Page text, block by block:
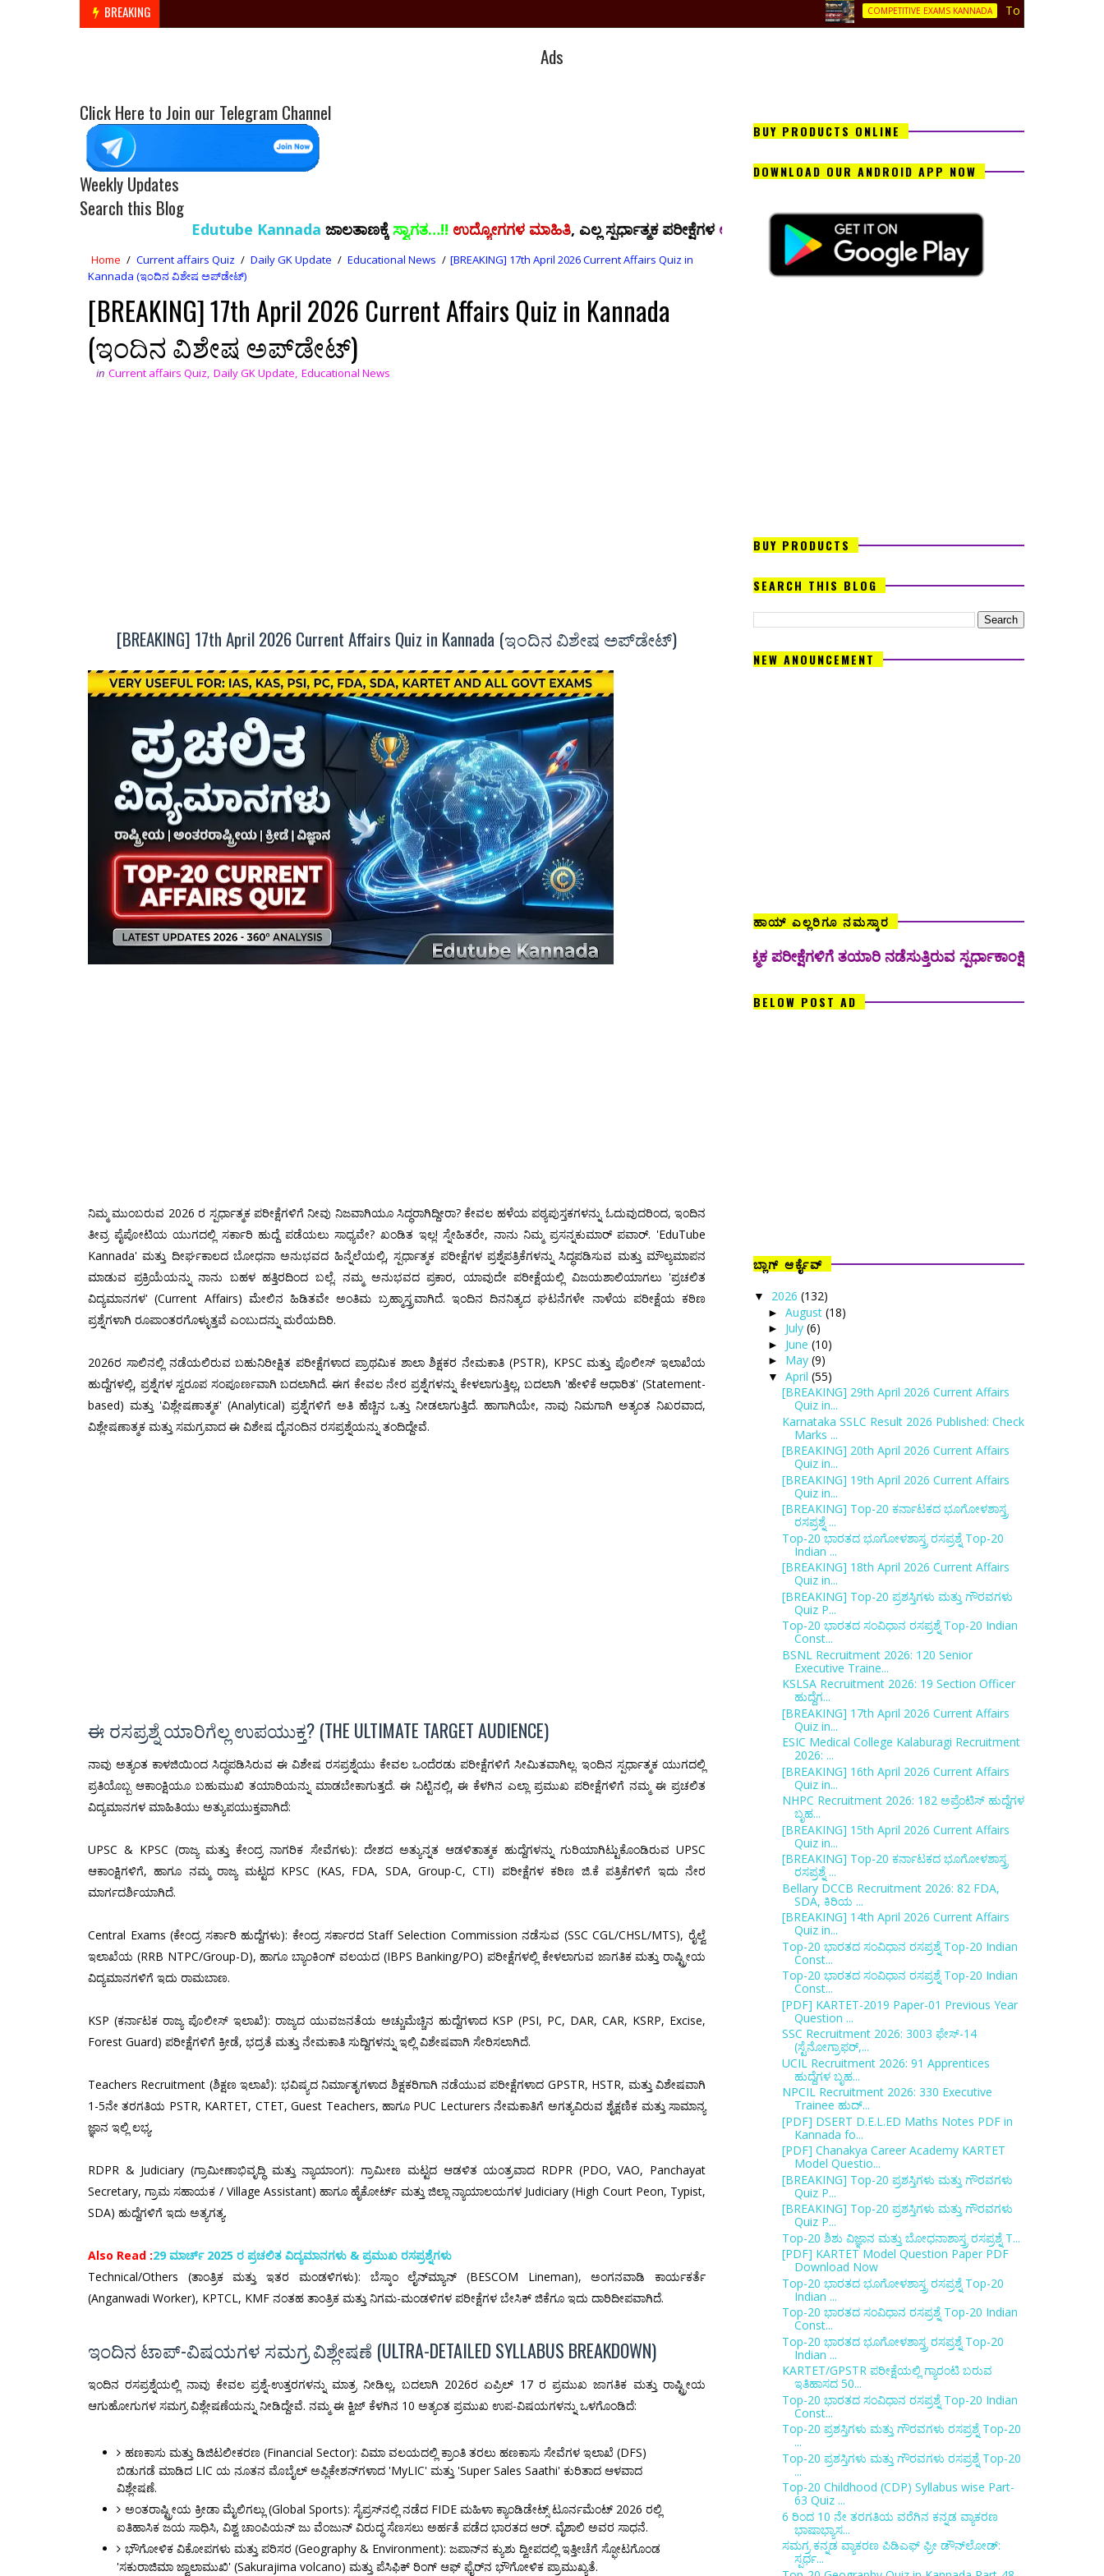
BREAKING COMPETITIVE EXAMS KANNADA Top-20 History Question
Ads
Click Here to Join our Telegram Channel
Weekly Updates
Search this Blog
Edutube Kannadaಜಾಲತಾಣಕ್ಕೆಸ್ವಾಗತ…!! ಉದ್ಯೋಗಗಳ ಮಾಹಿತಿ, ಎಲ್ಲ ಸ್ಪರ್ಧಾತ್ಮಕ ಪರೀಕ್ಷೆಗಳಅಧ್ಯಯನ ಸಾಮಗ್ರಿ, ಪಿಡಿಎಫ್ ನೋಟ್ಸ್ ಸೇರಿದಂತೆ ಹಲವಾರು ಮಾಹಿತಿಗಳ ಅಪ್ಡೇಟ್ಸ್
Home / Current affairs Quiz / Daily GK Update / Educational News / [BREAKING] 17th April 2026 Current Affairs Quiz in
Kannada (ಇಂದಿನ ವಿಶೇಷ ಅಪ್‌ಡೇಟ್)
[BREAKING] 17th April 2026 Current Affairs Quiz in Kannada
(ಇಂದಿನ ವಿಶೇಷ ಅಪ್‌ಡೇಟ್)
in Current affairs Quiz, Daily GK Update, Educational News
[BREAKING] 17th April 2026 Current Affairs Quiz in Kannada (ಇಂದಿನ ವಿಶೇಷ ಅಪ್‌ಡೇಟ್)
ನಿಮ್ಮ ಮುಂಬರುವ 2026 ರ ಸ್ಪರ್ಧಾತ್ಮಕ ಪರೀಕ್ಷೆಗಳಿಗೆ ನೀವು ನಿಜವಾಗಿಯೂ ಸಿದ್ಧರಾಗಿದ್ದೀರಾ? ಕೇವಲ ಹಳೆಯ ಪಠ್ಯಪುಸ್ತಕಗಳನ್ನು ಓದುವುದರಿಂದ, ಇಂದಿನ
ತೀವ್ರ ಪೈಪೋಟಿಯ ಯುಗದಲ್ಲಿ ಸರ್ಕಾರಿ ಹುದ್ದೆ ಪಡೆಯಲು ಸಾಧ್ಯವೇ? ಖಂಡಿತ ಇಲ್ಲ! ಸ್ನೇಹಿತರೇ, ನಾನು ನಿಮ್ಮ ಪ್ರಸನ್ನಕುಮಾರ್ ಪವಾರ್. 'EduTube
Kannada' ಮತ್ತು ದೀರ್ಘಕಾಲದ ಬೋಧನಾ ಅನುಭವದ ಹಿನ್ನೆಲೆಯಲ್ಲಿ, ಸ್ಪರ್ಧಾತ್ಮಕ ಪರೀಕ್ಷೆಗಳ ಪ್ರಶ್ನೆಪತ್ರಿಕೆಗಳನ್ನು ಸಿದ್ಧಪಡಿಸುವ ಮತ್ತು ಮೌಲ್ಯಮಾಪನ
ಮಾಡುವ ಪ್ರಕ್ರಿಯೆಯನ್ನು ನಾನು ಬಹಳ ಹತ್ತಿರದಿಂದ ಬಲ್ಲೆ. ನಮ್ಮ ಅನುಭವದ ಪ್ರಕಾರ, ಯಾವುದೇ ಪರೀಕ್ಷೆಯಲ್ಲಿ ವಿಜಯಶಾಲಿಯಾಗಲು 'ಪ್ರಚಲಿತ
ವಿದ್ಯಮಾನಗಳ' (Current Affairs) ಮೇಲಿನ ಹಿಡಿತವೇ ಅಂತಿಮ ಬ್ರಹ್ಮಾಸ್ತ್ರವಾಗಿದೆ. ಇಂದಿನ ದಿನನಿತ್ಯದ ಘಟನೆಗಳೇ ನಾಳೆಯ ಪರೀಕ್ಷೆಯ ಕಠಿಣ
ಪ್ರಶ್ನೆಗಳಾಗಿ ರೂಪಾಂತರಗೊಳ್ಳುತ್ತವೆ ಎಂಬುದನ್ನು ಮರೆಯದಿರಿ.
2026ರ ಸಾಲಿನಲ್ಲಿ ನಡೆಯಲಿರುವ ಬಹುನಿರೀಕ್ಷಿತ ಪರೀಕ್ಷೆಗಳಾದ ಪ್ರಾಥಮಿಕ ಶಾಲಾ ಶಿಕ್ಷಕರ ನೇಮಕಾತಿ (PSTR), KPSC ಮತ್ತು ಪೊಲೀಸ್ ಇಲಾಖೆಯ
ಹುದ್ದೆಗಳಲ್ಲಿ, ಪ್ರಶ್ನೆಗಳ ಸ್ವರೂಪ ಸಂಪೂರ್ಣವಾಗಿ ಬದಲಾಗಿದೆ. ಈಗ ಕೇವಲ ನೇರ ಪ್ರಶ್ನೆಗಳನ್ನು ಕೇಳಲಾಗುತ್ತಿಲ್ಲ, ಬದಲಾಗಿ 'ಹೇಳಿಕೆ ಆಧಾರಿತ' (Statement-
based) ಮತ್ತು 'ವಿಶ್ಲೇಷಣಾತ್ಮಕ' (Analytical) ಪ್ರಶ್ನೆಗಳಿಗೆ ಅತಿ ಹೆಚ್ಚಿನ ಒತ್ತು ನೀಡಲಾಗುತ್ತಿದೆ. ಹಾಗಾಗಿಯೇ, ನಾವು ನಿಮಗಾಗಿ ಅತ್ಯಂತ ನಿಖರವಾದ,
ವಿಶ್ಲೇಷಣಾತ್ಮಕ ಮತ್ತು ಸಮಗ್ರವಾದ ಈ ವಿಶೇಷ ದೈನಂದಿನ ರಸಪ್ರಶ್ನೆಯನ್ನು ತಂದಿದ್ದೇವೆ.
ಈ ರಸಪ್ರಶ್ನೆ ಯಾರಿಗೆಲ್ಲ ಉಪಯುಕ್ತ? (THE ULTIMATE TARGET AUDIENCE)
ನಾವು ಅತ್ಯಂತ ಕಾಳಜಿಯಿಂದ ಸಿದ್ಧಪಡಿಸಿರುವ ಈ ವಿಶೇಷ ರಸಪ್ರಶ್ನೆಯು ಕೇವಲ ಒಂದೆರಡು ಪರೀಕ್ಷೆಗಳಿಗೆ ಸೀಮಿತವಾಗಿಲ್ಲ. ಇಂದಿನ ಸ್ಪರ್ಧಾತ್ಮಕ ಯುಗದಲ್ಲಿ
ಪ್ರತಿಯೊಬ್ಬ ಆಕಾಂಕ್ಷಿಯೂ ಬಹುಮುಖಿ ತಯಾರಿಯನ್ನು ಮಾಡಬೇಕಾಗುತ್ತದೆ. ಈ ನಿಟ್ಟಿನಲ್ಲಿ, ಈ ಕೆಳಗಿನ ಎಲ್ಲಾ ಪ್ರಮುಖ ಪರೀಕ್ಷೆಗಳಿಗೆ ನಮ್ಮ ಈ ಪ್ರಚಲಿತ
ವಿದ್ಯಮಾನಗಳ ಮಾಹಿತಿಯು ಅತ್ಯುಪಯುಕ್ತವಾಗಿದೆ:
UPSC & KPSC (ರಾಜ್ಯ ಮತ್ತು ಕೇಂದ್ರ ನಾಗರಿಕ ಸೇವೆಗಳು): ದೇಶದ ಅತ್ಯುನ್ನತ ಆಡಳಿತಾತ್ಮಕ ಹುದ್ದೆಗಳನ್ನು ಗುರಿಯಾಗಿಟ್ಟುಕೊಂಡಿರುವ UPSC
ಆಕಾಂಕ್ಷಿಗಳಿಗೆ, ಹಾಗೂ ನಮ್ಮ ರಾಜ್ಯ ಮಟ್ಟದ KPSC (KAS, FDA, SDA, Group-C, CTI) ಪರೀಕ್ಷೆಗಳ ಕಠಿಣ ಜಿ.ಕೆ ಪತ್ರಿಕೆಗಳಿಗೆ ಇದು ನೇರ
ಮಾರ್ಗದರ್ಶಿಯಾಗಿದೆ.
Central Exams (ಕೇಂದ್ರ ಸರ್ಕಾರಿ ಹುದ್ದೆಗಳು): ಕೇಂದ್ರ ಸರ್ಕಾರದ Staff Selection Commission ನಡೆಸುವ (SSC CGL/CHSL/MTS), ರೈಲ್ವೆ
ಇಲಾಖೆಯ (RRB NTPC/Group-D), ಹಾಗೂ ಬ್ಯಾಂಕಿಂಗ್ ವಲಯದ (IBPS Banking/PO) ಪರೀಕ್ಷೆಗಳಲ್ಲಿ ಕೇಳಲಾಗುವ ಜಾಗತಿಕ ಮತ್ತು ರಾಷ್ಟ್ರೀಯ
ವಿದ್ಯಮಾನಗಳಿಗೆ ಇದು ರಾಮಬಾಣ.
KSP (ಕರ್ನಾಟಕ ರಾಜ್ಯ ಪೊಲೀಸ್ ಇಲಾಖೆ): ರಾಜ್ಯದ ಯುವಜನತೆಯ ಅಚ್ಚುಮೆಚ್ಚಿನ ಹುದ್ದೆಗಳಾದ KSP (PSI, PC, DAR, CAR, KSRP, Excise,
Forest Guard) ಪರೀಕ್ಷೆಗಳಿಗೆ ಕ್ರೀಡೆ, ಭದ್ರತೆ ಮತ್ತು ನೇಮಕಾತಿ ಸುದ್ದಿಗಳನ್ನು ಇಲ್ಲಿ ವಿಶೇಷವಾಗಿ ಸೇರಿಸಲಾಗಿದೆ.
Teachers Recruitment (ಶಿಕ್ಷಣ ಇಲಾಖೆ): ಭವಿಷ್ಯದ ನಿರ್ಮಾತೃಗಳಾದ ಶಿಕ್ಷಕರಿಗಾಗಿ ನಡೆಯುವ ಪರೀಕ್ಷೆಗಳಾದ GPSTR, HSTR, ಮತ್ತು ವಿಶೇಷವಾಗಿ
1-5ನೇ ತರಗತಿಯ PSTR, KARTET, CTET, Guest Teachers, ಹಾಗೂ PUC Lecturers ನೇಮಕಾತಿಗೆ ಅಗತ್ಯವಿರುವ ಶೈಕ್ಷಣಿಕ ಮತ್ತು ಸಾಮಾನ್ಯ
ಜ್ಞಾನ ಇಲ್ಲಿ ಲಭ್ಯ.
RDPR & Judiciary (ಗ್ರಾಮೀಣಾಭಿವೃದ್ಧಿ ಮತ್ತು ನ್ಯಾಯಾಂಗ): ಗ್ರಾಮೀಣ ಮಟ್ಟದ ಆಡಳಿತ ಯಂತ್ರವಾದ RDPR (PDO, VAO, Panchayat
Secretary, ಗ್ರಾಮ ಸಹಾಯಕ / Village Assistant) ಹಾಗೂ ಹೈಕೋರ್ಟ್ ಮತ್ತು ಜಿಲ್ಲಾ ನ್ಯಾಯಾಲಯಗಳ Judiciary (High Court Peon, Typist,
SDA) ಹುದ್ದೆಗಳಿಗೆ ಇದು ಅತ್ಯಗತ್ಯ.
Also Read :29 ಮಾರ್ಚ್ 2025 ರ ಪ್ರಚಲಿತ ವಿದ್ಯಮಾನಗಳು & ಪ್ರಮುಖ ರಸಪ್ರಶ್ನೆಗಳು
Technical/Others (ತಾಂತ್ರಿಕ ಮತ್ತು ಇತರ ಮಂಡಳಿಗಳು): ಬೆಸ್ಕಾಂ ಲೈನ್‌ಮ್ಯಾನ್ (BESCOM Lineman), ಅಂಗನವಾಡಿ ಕಾರ್ಯಕರ್ತೆ
(Anganwadi Worker), KPTCL, KMF ನಂತಹ ತಾಂತ್ರಿಕ ಮತ್ತು ನಿಗಮ-ಮಂಡಳಿಗಳ ಪರೀಕ್ಷೆಗಳ ಬೇಸಿಕ್ ಜಿಕೆಗೂ ಇದು ದಾರಿದೀಪವಾಗಿದೆ.
ಇಂದಿನ ಟಾಪ್-ವಿಷಯಗಳ ಸಮಗ್ರ ವಿಶ್ಲೇಷಣೆ (ULTRA-DETAILED SYLLABUS BREAKDOWN)
ಇಂದಿನ ರಸಪ್ರಶ್ನೆಯಲ್ಲಿ ನಾವು ಕೇವಲ ಪ್ರಶ್ನೆ-ಉತ್ತರಗಳನ್ನು ಮಾತ್ರ ನೀಡಿಲ್ಲ, ಬದಲಾಗಿ 2026ರ ಏಪ್ರಿಲ್ 17 ರ ಪ್ರಮುಖ ಜಾಗತಿಕ ಮತ್ತು ರಾಷ್ಟ್ರೀಯ
ಆಗುಹೋಗುಗಳ ಸಮಗ್ರ ವಿಶ್ಲೇಷಣೆಯನ್ನು ನೀಡಿದ್ದೇವೆ. ನಮ್ಮ ಈ ಕ್ವಿಜ್ ಕೆಳಗಿನ 10 ಅತ್ಯಂತ ಪ್ರಮುಖ ಉಪ-ವಿಷಯಗಳನ್ನು ಒಳಗೊಂಡಿದೆ:
ಹಣಕಾಸು ಮತ್ತು ಡಿಜಿಟಲೀಕರಣ (Financial Sector): ವಿಮಾ ವಲಯದಲ್ಲಿ ಕ್ರಾಂತಿ ತರಲು ಹಣಕಾಸು ಸೇವೆಗಳ ಇಲಾಖೆ (DFS)
ಬಿಡುಗಡೆ ಮಾಡಿದ LIC ಯ ನೂತನ ಮೊಬೈಲ್ ಅಪ್ಲಿಕೇಶನ್‌ಗಳಾದ 'MyLIC' ಮತ್ತು 'Super Sales Saathi' ಕುರಿತಾದ ಆಳವಾದ
ವಿಶ್ಲೇಷಣೆ.
ಅಂತರಾಷ್ಟ್ರೀಯ ಕ್ರೀಡಾ ಮೈಲಿಗಲ್ಲು (Global Sports): ಸೈಪ್ರಸ್‌ನಲ್ಲಿ ನಡೆದ FIDE ಮಹಿಳಾ ಕ್ಯಾಂಡಿಡೇಟ್ಸ್ ಟೂರ್ನಮೆಂಟ್ 2026 ರಲ್ಲಿ
ಐತಿಹಾಸಿಕ ಜಯ ಸಾಧಿಸಿ, ವಿಶ್ವ ಚಾಂಪಿಯನ್ ಜು ವೆಂಜುನ್ ವಿರುದ್ಧ ಸೆಣಸಲು ಅರ್ಹತೆ ಪಡೆದ ಭಾರತದ ಆರ್. ವೈಶಾಲಿ ಅವರ ಸಾಧನೆ.
ಭೌಗೋಳಿಕ ವಿಕೋಪಗಳು ಮತ್ತು ಪರಿಸರ (Geography & Environment): ಜಪಾನ್‌ನ ಕ್ಯುಶು ದ್ವೀಪದಲ್ಲಿ ಇತ್ತೀಚೆಗೆ ಸ್ಫೋಟಗೊಂಡ
'ಸಕುರಾಜಿಮಾ ಜ್ವಾಲಾಮುಖಿ' (Sakurajima volcano) ಮತ್ತು ಪೆಸಿಫಿಕ್ ರಿಂಗ್ ಆಫ್ ಫೈರ್‌ನ ಭೌಗೋಳಿಕ ಪ್ರಾಮುಖ್ಯತೆ.
BUY PRODUCTS ONLINE
DOWNLOAD OUR ANDROID APP NOW
BUY PRODUCTS
SEARCH THIS BLOG
NEW ANOUNCEMENT
ಹಾಯ್ ಎಲ್ಲರಿಗೂ ನಮಸ್ಕಾರ
ಪ್ರಿಯ ಮಿತ್ರರೇ, ಎಲ್ಲ ರೀತಿಯ ಸ್ಪರ್ಧಾತ್ಮಕ ಪರೀಕ್ಷೆಗಳಿಗೆ ತಯಾರಿ ನಡೆಸುತ್ತಿರುವ ಸ್ಪರ್ಧಾಕಾಂಕ್ಷಿಗಳಿಗೆ
BELOW POST AD
ಬ್ಲಾಗ್ ಆರ್ಕೈವ್
▼ 2026 (132)
► August (18)
► July (6)
► June (10)
► May (9)
▼ April (55)
[BREAKING] 29th April 2026 Current Affairs
Quiz in...
Karnataka SSLC Result 2026 Published: Check
Marks ...
[BREAKING] 20th April 2026 Current Affairs
Quiz in...
[BREAKING] 19th April 2026 Current Affairs
Quiz in...
[BREAKING] Top-20 ಕರ್ನಾಟಕದ ಭೂಗೋಳಶಾಸ್ತ್ರ
ರಸಪ್ರಶ್ನೆ ...
Top-20 ಭಾರತದ ಭೂಗೋಳಶಾಸ್ತ್ರ ರಸಪ್ರಶ್ನೆ Top-20
Indian ...
[BREAKING] 18th April 2026 Current Affairs
Quiz in...
[BREAKING] Top-20 ಪ್ರಶಸ್ತಿಗಳು ಮತ್ತು ಗೌರವಗಳು
Quiz P...
Top-20 ಭಾರತದ ಸಂವಿಧಾನ ರಸಪ್ರಶ್ನೆ Top-20 Indian
Const...
BSNL Recruitment 2026: 120 Senior
Executive Traine...
KSLSA Recruitment 2026: 19 Section Officer
ಹುದ್ದೆಗ...
[BREAKING] 17th April 2026 Current Affairs
Quiz in...
ESIC Medical College Kalaburagi Recruitment
2026: ...
[BREAKING] 16th April 2026 Current Affairs
Quiz in...
NHPC Recruitment 2026: 182 ಅಪ್ರೆಂಟಿಸ್ ಹುದ್ದೆಗಳ
ಬೃಹ...
[BREAKING] 15th April 2026 Current Affairs
Quiz in...
[BREAKING] Top-20 ಕರ್ನಾಟಕದ ಭೂಗೋಳಶಾಸ್ತ್ರ
ರಸಪ್ರಶ್ನೆ ...
Bellary DCCB Recruitment 2026: 82 FDA,
SDA, ಕಿರಿಯ ...
[BREAKING] 14th April 2026 Current Affairs
Quiz in...
Top-20 ಭಾರತದ ಸಂವಿಧಾನ ರಸಪ್ರಶ್ನೆ Top-20 Indian
Const...
Top-20 ಭಾರತದ ಸಂವಿಧಾನ ರಸಪ್ರಶ್ನೆ Top-20 Indian
Const...
[PDF] KARTET-2019 Paper-01 Previous Year
Question ...
SSC Recruitment 2026: 3003 ಫೇಸ್-14
(ಸ್ಟೆನೋಗ್ರಾಫರ್,...
UCIL Recruitment 2026: 91 Apprentices
ಹುದ್ದೆಗಳ ಬೃಹ...
NPCIL Recruitment 2026: 330 Executive
Trainee ಹುದ್...
[PDF] DSERT D.E.L.ED Maths Notes PDF in
Kannada fo...
[PDF] Chanakya Career Academy KARTET
Model Questio...
[BREAKING] Top-20 ಪ್ರಶಸ್ತಿಗಳು ಮತ್ತು ಗೌರವಗಳು
Quiz P...
[BREAKING] Top-20 ಪ್ರಶಸ್ತಿಗಳು ಮತ್ತು ಗೌರವಗಳು
Quiz P...
Top-20 ಶಿಶು ವಿಜ್ಞಾನ ಮತ್ತು ಬೋಧನಾಶಾಸ್ತ್ರ ರಸಪ್ರಶ್ನೆ T...
[PDF] KARTET Model Question Paper PDF
Download Now
Top-20 ಭಾರತದ ಭೂಗೋಳಶಾಸ್ತ್ರ ರಸಪ್ರಶ್ನೆ Top-20
Indian ...
Top-20 ಭಾರತದ ಸಂವಿಧಾನ ರಸಪ್ರಶ್ನೆ Top-20 Indian
Const...
Top-20 ಭಾರತದ ಭೂಗೋಳಶಾಸ್ತ್ರ ರಸಪ್ರಶ್ನೆ Top-20
Indian ...
KARTET/GPSTR ಪರೀಕ್ಷೆಯಲ್ಲಿ ಗ್ಯಾರಂಟಿ ಬರುವ
ಇತಿಹಾಸದ 50...
Top-20 ಭಾರತದ ಸಂವಿಧಾನ ರಸಪ್ರಶ್ನೆ Top-20 Indian
Const...
Top-20 ಪ್ರಶಸ್ತಿಗಳು ಮತ್ತು ಗೌರವಗಳು ರಸಪ್ರಶ್ನೆ Top-20
...
Top-20 ಪ್ರಶಸ್ತಿಗಳು ಮತ್ತು ಗೌರವಗಳು ರಸಪ್ರಶ್ನೆ Top-20
...
Top-20 Childhood (CDP) Syllabus wise Part-
63 Quiz ...
6 ರಿಂದ 10 ನೇ ತರಗತಿಯ ವರೆಗಿನ ಕನ್ನಡ ವ್ಯಾಕರಣ
ಭಾಷಾಭ್ಯಾಸ...
ಸಮಗ್ರ ಕನ್ನಡ ವ್ಯಾಕರಣ ಪಿಡಿಎಫ್ ಫ್ರೀ ಡೌನ್‌ಲೋಡ್:
ಸ್ಪರ್ಧ...